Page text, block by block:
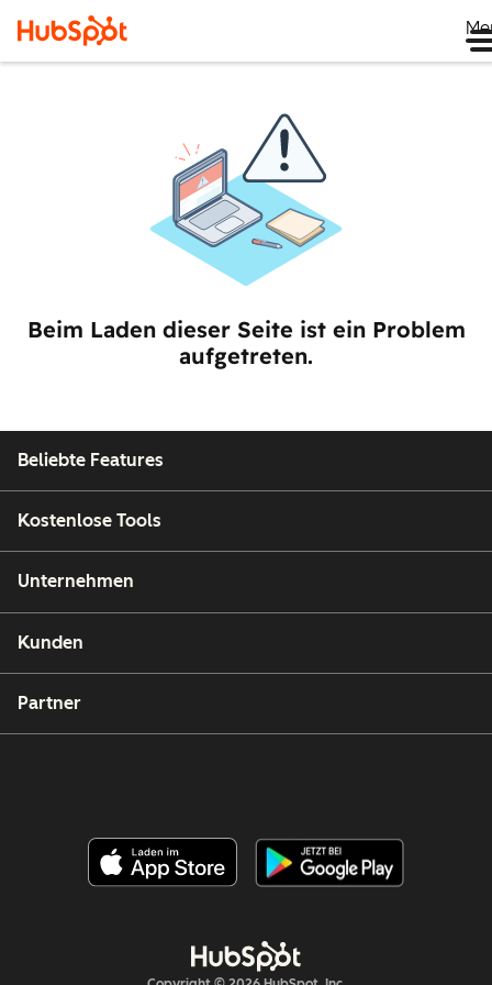
Beim Laden dieser Seite ist ein Problem
aufgetreten.
Beliebte Features
Kostenlose Tools
Unternehmen
Kunden
Partner